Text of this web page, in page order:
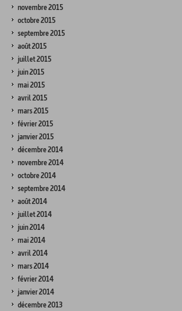
novembre 2015
octobre 2015
septembre 2015
août 2015
juillet 2015
juin 2015
mai 2015
avril 2015
mars 2015
février 2015
janvier 2015
décembre 2014
novembre 2014
octobre 2014
septembre 2014
août 2014
juillet 2014
juin 2014
mai 2014
avril 2014
mars 2014
février 2014
janvier 2014
décembre 2013